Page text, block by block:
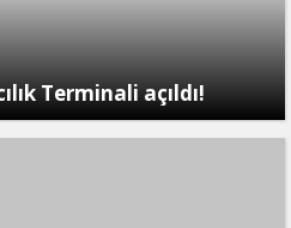
Terminali açıldı!